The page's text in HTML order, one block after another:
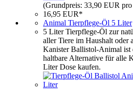
(Grundpreis: 33,90 EUR
16,95 EUR*
Animal Tierpflege-Öl 5 Liter
5 Liter Tierpflege-Öl zur
aller Tiere im Haushalt
Kanister Ballistol-Animal ist
haltbare Alternative für alle
Liter Dose kaufen.